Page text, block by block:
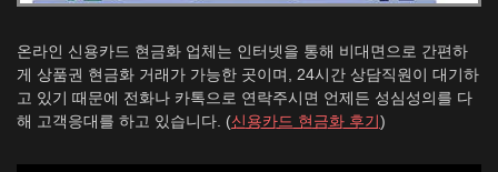
온라인 신용카드 현금화 업체는 인터넷을 통해 비대면으로 간편하
게 상품권 현금화 거래가 가능한 곳이며, 24시간 상담직원이 대기하
고 있기 때문에 전화나 카톡으로 연락주시면 언제든 성심성의를 다
해 고객응대를 하고 있습니다. (신용카드 현금화 후기 )